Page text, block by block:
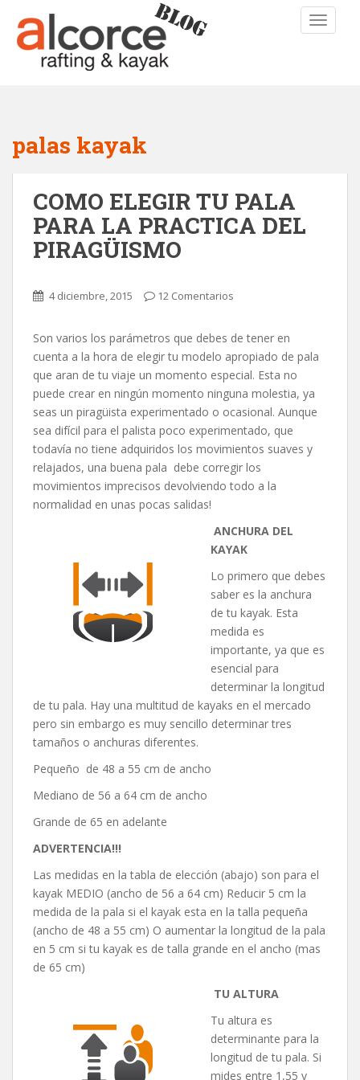
palas kayak
COMO ELEGIR TU PALA
PARA LA PRACTICA DEL
PIRAGÜISMO
4 diciembre, 2015 12 Comentarios
Son varios los parámetros que debes de tener en
cuenta a la hora de elegir tu modelo apropiado de pala
que aran de tu viaje un momento especial. Esta no
puede crear en ningún momento ninguna molestia, ya
seas un piragüista experimentado o ocasional. Aunque
sea difícil para el palista poco experimentado, que
todavía no tiene adquiridos los movimientos suaves y
relajados, una buena pala debe corregir los
movimientos imprecisos devolviendo todo a la
normalidad en unas pocas salidas!
ANCHURA DEL
KAYAK
Lo primero que debes
saber es la anchura
de tu kayak. Esta
medida es
importante, ya que es
esencial para
determinar la longitud
de tu pala. Hay una multitud de kayaks en el mercado
pero sin embargo es muy sencillo determinar tres
tamaños o anchuras diferentes.
Pequeño de 48 a 55 cm de ancho
Mediano de 56 a 64 cm de ancho
Grande de 65 en adelante
ADVERTENCIA!!!
Las medidas en la tabla de elección (abajo) son para el
kayak MEDIO (ancho de 56 a 64 cm) Reducir 5 cm la
medida de la pala si el kayak esta en la talla pequeña
(ancho de 48 a 55 cm) O aumentar la longitud de la pala
en 5 cm si tu kayak es de talla grande en el ancho (mas
de 65 cm)
TU ALTURA
Tu altura es
determinante para la
longitud de tu pala. Si
mides entre 1,55 y